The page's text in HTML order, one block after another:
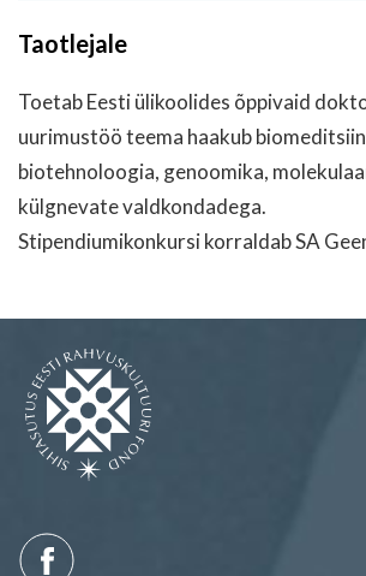
Taotlejale
Toetab Eesti ülikoolides õppivaid
uurimustöö teema haakub
biotehnoloogia, genoomika,
külgnevate valdkondadega.
Stipendiumikonkursi korraldab SA